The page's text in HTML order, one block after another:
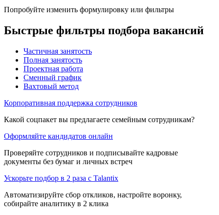
Попробуйте изменить формулировку или фильтры
Быстрые фильтры подбора вакансий
Частичная занятость
Полная занятость
Проектная работа
Сменный график
Вахтовый метод
Корпоративная поддержка сотрудников
Какой соцпакет вы предлагаете семейным сотрудникам?
Оформляйте кандидатов онлайн
Проверяйте сотрудников и подписывайте кадровые
документы без бумаг и личных встреч
Ускорьте подбор в 2 раза с Talantix
Автоматизируйте сбор откликов, настройте воронку,
собирайте аналитику в 2 клика